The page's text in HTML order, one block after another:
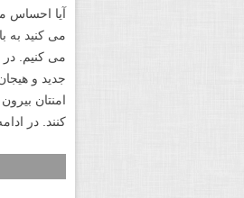
آیا احساس
می کنید به
می کنیم. در
جدید و
امنتان
کنند. در